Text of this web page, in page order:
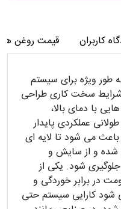
کاربران قیمت روغن
هیدرولیک بهران درفش 68 به طور ویژه برای سیستم‌
شرایط سخت کاری طراحی
با دمای بالا،
عملکردی پایدار
باعث می‌ شود تا لایه‌ ای
شده و از سایش و
شود. یکی از
در برابر خوردگی و
کارایی سیستم حتی